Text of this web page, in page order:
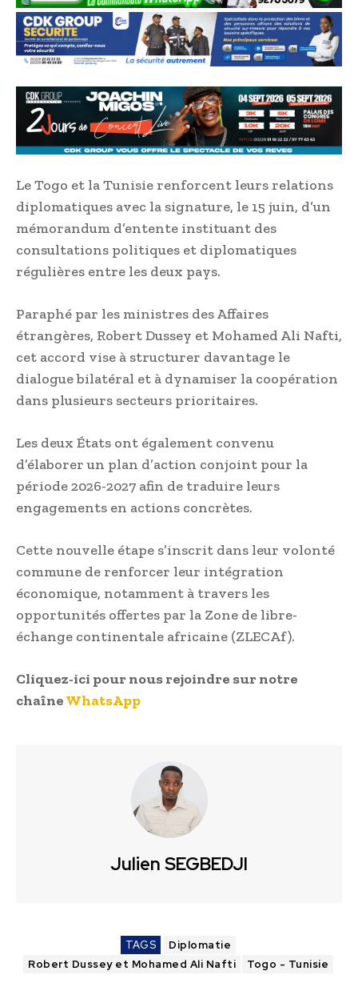
Le Togo et la Tunisie renforcent leurs relations
diplomatiques avec la signature, le 15 juin, d’un
mémorandum d’entente instituant des
consultations politiques et diplomatiques
régulières entre les deux pays.
Paraphé par les ministres des Affaires
étrangères, Robert Dussey et Mohamed Ali Nafti,
cet accord vise à structurer davantage le
dialogue bilatéral et à dynamiser la coopération
dans plusieurs secteurs prioritaires.
Les deux États ont également convenu
d’élaborer un plan d’action conjoint pour la
période 2026-2027 afin de traduire leurs
engagements en actions concrètes.
Cette nouvelle étape s’inscrit dans leur volonté
commune de renforcer leur intégration
économique, notamment à travers les
opportunités offertes par la Zone de libre-
échange continentale africaine (ZLECAf).
Cliquez-ici pour nous rejoindre sur notre
chaîneWhatsApp
Julien SEGBEDJI
TAGS
Diplomatie
Robert Dussey et Mohamed Ali Nafti
Togo - Tunisie